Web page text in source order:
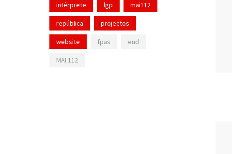
intérprete lgp mai112
república projectos
website fpas eud
MAI 112